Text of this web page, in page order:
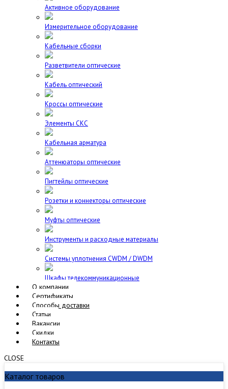
Активное оборудование
Измерительное оборудование
Кабельные сборки
Разветвители оптические
Кабель оптический
Кроссы оптические
Элементы СКС
Кабельная арматура
Аттенюаторы оптические
Пигтейлы оптические
Розетки и коннекторы оптические
Муфты оптические
Инструменты и расходные материалы
Cистемы уплотнения CWDM / DWDM
Шкафы телекоммуникационные
О компании
Сертификаты
Способы доставки
Статьи
Вакансии
Скидки
Контакты
CLOSE
Каталог товаров